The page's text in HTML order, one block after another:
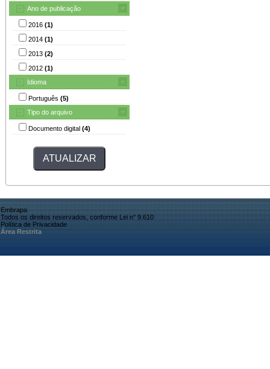
Ano de publicação
2016 (1)
2014 (1)
2013 (2)
2012 (1)
Idioma
Português (5)
Tipo do arquivo
Documento digital (4)
Embrapa
Todos os direitos reservados, conforme Lei n° 9.610
Política de Privacidade
Área Restrita